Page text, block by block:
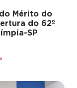
Mérito do
do 62º
SP